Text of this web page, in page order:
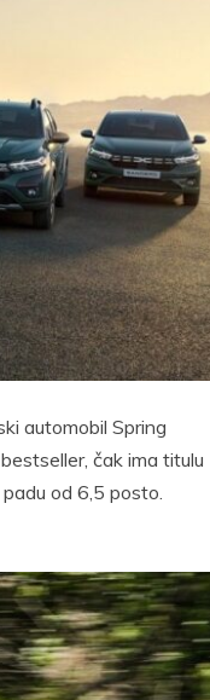
automobil Spring
čak ima titulu
od 6,5 posto.